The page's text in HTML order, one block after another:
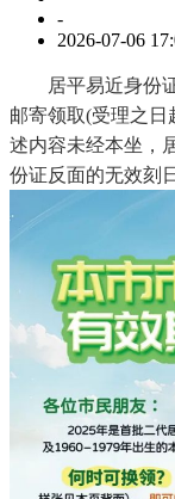
-
2026-07-06
居平易近身份证
邮寄领取(受理之
述内容未经本坐，
份证反面的无效刻